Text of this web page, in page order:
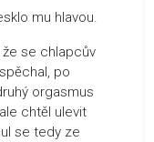
mu hlavou.
že se chlapcův
po
orgasmus
chtěl ulevit
se tedy ze